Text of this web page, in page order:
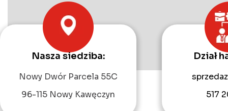
Nasza siedziba:
Nowy Dwór Parcela 55C
96-115 Nowy Kawęczyn
Dział
517